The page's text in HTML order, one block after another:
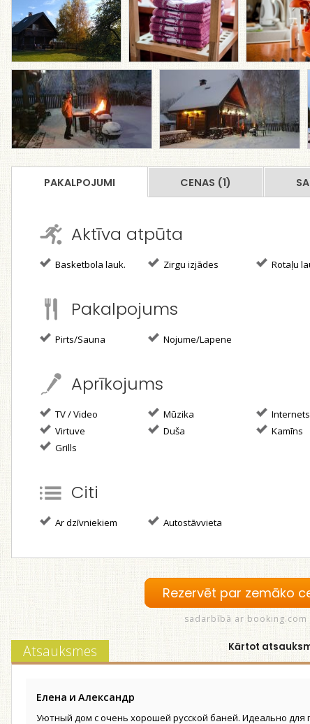
PAKALPOJUMI CENAS (1)
Aktīva atpūta
Basketbola lauk. Zirgu izjādes Rotaļu
Pakalpojums
Pirts/Sauna Nojume/Lapene
Aprīkojums
TV / Video Mūzika
Internets
Virtuve
Duša
Kamīns
Grills
Citi
Ar dzīvniekiem Autostāvvieta
Rezervēt par zemāko
sadarbībā ar booking.com
Kārtot
Atsauksmes
Елена и Александр
Уютный дом с очень хорошей русской баней. Идеально для